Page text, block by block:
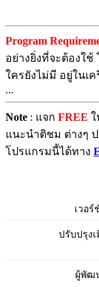
Program
อย่างยิ่งที่จะต้องใช้
ใครยังไม่มี อยู่ในเ
...
Note : แจก FREE
แนะนำติชม ต่างๆ
โปรแกรมนี้ได้ทาง
เวอร์
ปรับปรุงเ
ผู้พัฒ